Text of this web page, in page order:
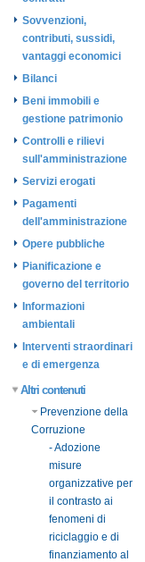
Sovvenzioni,
contributi, sussidi,
vantaggi economici
Bilanci
Beni immobili e
gestione patrimonio
Controlli e rilievi
sull'amministrazione
Servizi erogati
Pagamenti
dell'amministrazione
Opere pubbliche
Pianificazione e
governo del territorio
Informazioni
ambientali
Interventi straordinari
e di emergenza
Altri contenuti
Prevenzione della
Corruzione
- Adozione
misure
organizzative per
il contrasto ai
fenomeni di
riciclaggio e di
finanziamento al